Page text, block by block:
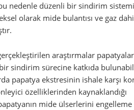
nedenle düzenli bir sindirim
olarak mide bulantısı ve gaz
araştırmalar
sindirim sürecine katkıda
papatya ekstresinin ishale karşı
özelliklerinden kaynaklandığı
mide ülserlerini engelleme